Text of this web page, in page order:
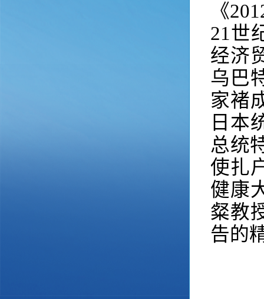
《
21世
经济
乌巴
家褚
日本
总统
使扎
健康
粲教
告的